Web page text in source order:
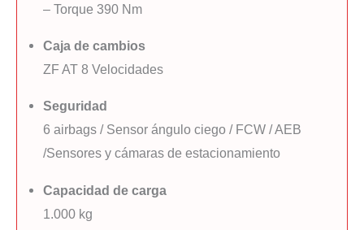
– Torque 390 Nm
Caja de cambios
ZF AT 8 Velocidades
Seguridad
6 airbags / Sensor ángulo ciego / FCW / AEB
/Sensores y cámaras de estacionamiento
Capacidad de carga
1.000 kg